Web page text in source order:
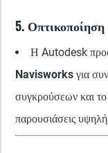
5.
Η Autodesk
Navisworks για
συγκρούσεων και το
παρουσιάσεις